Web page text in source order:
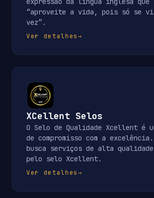
“aproveite a vida, pois só se
vez”.
Ver detalhes→
XCellent Selos
O Selo de Qualidade Xcellent é
de compromisso com a
busca serviços de alta
pelo selo Xcellent.
Ver detalhes→